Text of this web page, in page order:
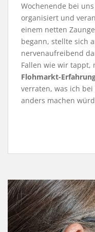
Wochenende bei
organisiert und
einem netten
begann, stellte sich
nervenaufreibend
Fallen wie wir tappt,
Flohmarkt-
verraten, was ich
anders machen